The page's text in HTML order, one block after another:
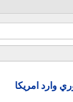
وارد امريكا